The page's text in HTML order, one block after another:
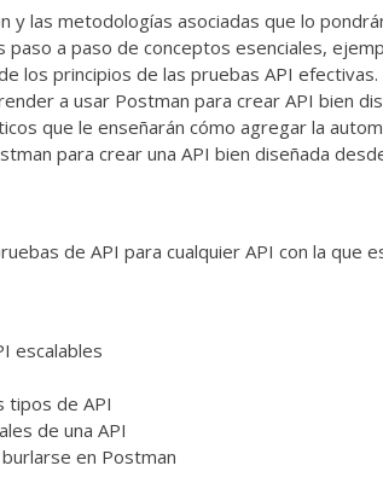
y las metodologías asociadas que lo
a paso de conceptos esenciales,
los principios de las pruebas API efectivas.
a usar Postman para crear API bien
que le enseñarán cómo agregar la
para crear una API bien diseñada
de API para cualquier API con la que
escalables
tipos de API
de una API
en Postman